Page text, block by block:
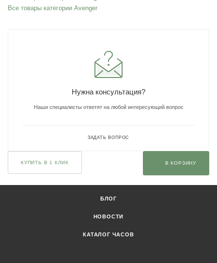
Все товары категории Avenger
Нужна консультация?
Наши специалисты ответят на любой интересующий вопрос
ЗАДАТЬ ВОПРОС
КУПИТЬ В 1 КЛИК В КОРЗИНУ
БЛОГ
НОВОСТИ
КАТАЛОГ ЧАСОВ